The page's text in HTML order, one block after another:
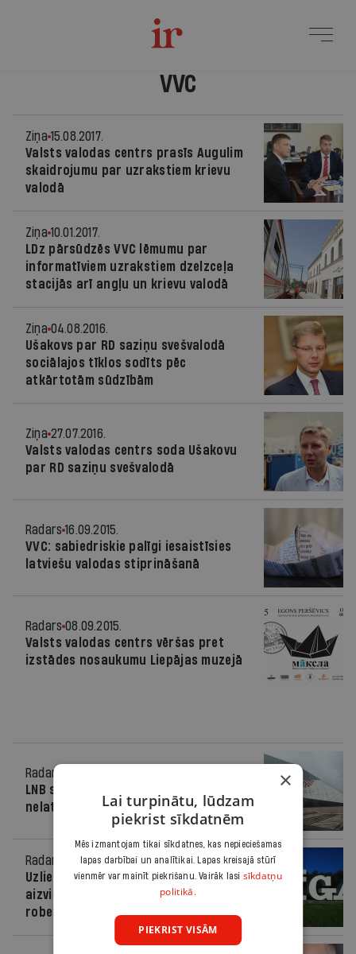
VVC
Ziņa 15.08.2017.
Valsts valodas centrs prasīs Augulim
skaidrojumu par uzrakstiem krievu
valodā
Ziņa 10.01.2017.
LDz pārsūdzēs VVC lēmumu par
informatīviem uzrakstiem dzelzceļa
stacijās arī angļu un krievu valodā
Ziņa 04.08.2016.
Ušakovs par RD saziņu svešvalodā
sociālajos tīklos sodīts pēc
atkārtotām sūdzībām
Ziņa 27.07.2016.
Valsts valodas centrs soda Ušakovu
par RD saziņu svešvalodā
Radars 16.09.2015.
VVC: sabiedriskie palīgi iesaistīsies
latviešu valodas stiprināšanā
Radars 08.09.2015.
Valsts valodas centrs vēršas pret
izstādes nosaukumu Liepājas muzejā
Radars
LNB saņem pārmetumus par
nelatvisku restorāna nosaukumu
Radars
18.09.2014.
Uzliek sodu par garumzīmes
aizvietošanu ar sirsniņu Rīgas
robežzīmē
×
Lai turpinātu, lūdzam
piekrist sīkdatnēm
Mēs izmantojam tikai sīkdatnes, kas nepieciešamas
lapas darbībai un analītikai. Lapas kreisajā stūrī
vienmēr var mainīt piekrišanu. Vairāk lasi sīkdatņu
politikā.
PIEKRIST VISĀM